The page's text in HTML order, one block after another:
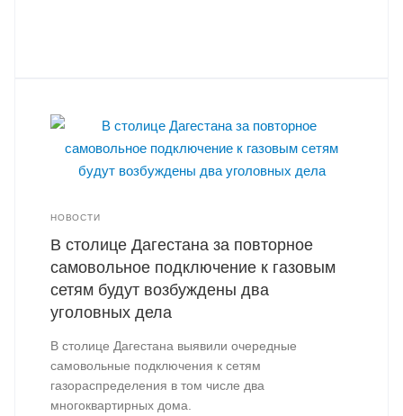
НОВОСТИ
В столице Дагестана за повторное
самовольное подключение к газовым
сетям будут возбуждены два
уголовных дела
В столице Дагестана выявили очередные
самовольные подключения к сетям
газораспределения в том числе два
многоквартирных дома.